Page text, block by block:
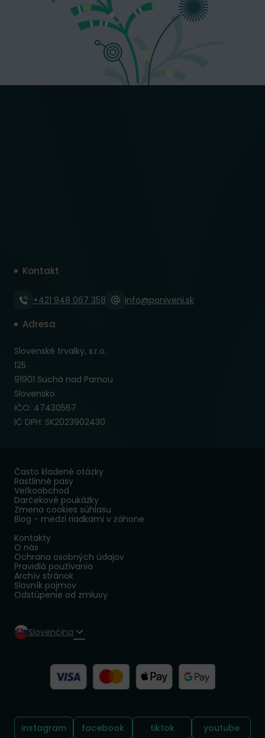
Kontakt
+421 948 067 358 info@poniveni.sk
Adresa
Slovenské trvalky, s.r.o.
125
91901 Suchá nad Parnou
Slovensko
IČO: 47430567
IČ DPH: SK2023902430
Často kladené otázky
Rastlinné pasy
Veľkoobchod
Darčekové poukážky
Zmena cookies súhlasu
Blog - medzi riadkami v záhone
Kontakty
O nás
Ochrana osobných údajov
Pravidlá používania
Archív stránok
Slovník pojmov
Odstúpenie od zmluvy
Slovenčina
Sledujte nás:
instagram facebook tiktok youtube